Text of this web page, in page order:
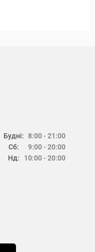
Будні:
Сб:
Нд:
8:00 - 21:00
9:00 - 20:00
10:00 - 20:00